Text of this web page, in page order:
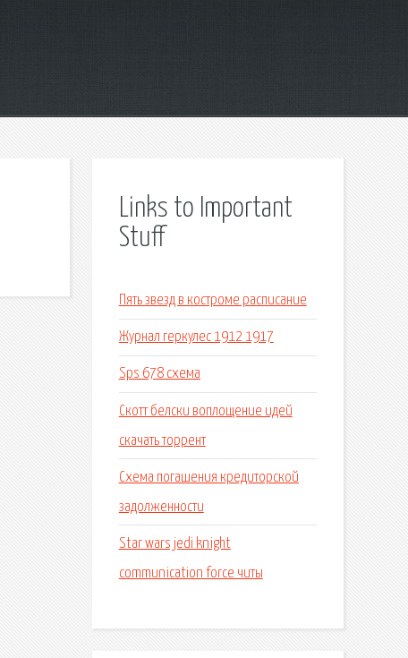
Links to Important
Stuff
Пять звезд в костроме расписание
Журнал геркулес 1912 1917
Sps 678 схема
Скотт белски воплощение идей
скачать торрент
Схема погашения кредиторской
задолженности
Star wars jedi knight
communication force читы